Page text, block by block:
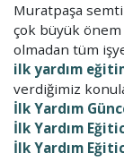
Muratpaşa
çok büyük önem
olmadan tüm
ilk yardım
verdiğimiz
İlk Yardım
İlk Yardım
İlk Yardım